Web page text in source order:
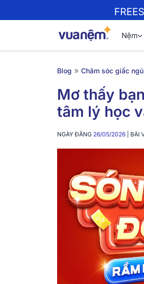
Nệm
Blog » Chăm sóc giấc ngủ
Mơ thấy
tâm lý học
NGÀY ĐĂNG 26/05/2026 | BÀI